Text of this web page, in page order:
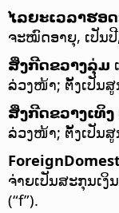
ໄລຍະເວລາຮອ
ຈະໝົດອາຍຸ, ເປັນ
ສິ່ງກີດຂວາງລຸ່ມ
ລ່ວງໜ້າ; ຕັ້ງເປັນ
ສິ່ງກີດຂວາງເທິງ
ລ່ວງໜ້າ; ຕັ້ງເປັນ
ຈ່າຍເປັນສະກຸນເງິ
(“f”).